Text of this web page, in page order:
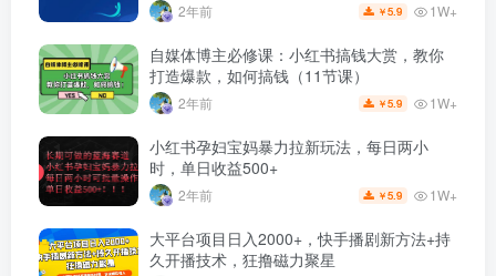
2年前 ￥5.9 1W+
自媒体博主必修课：小红书搞钱大赏，教你
打造爆款，如何搞钱（11节课）
2年前 ￥5.9 1W+
小红书孕妇宝妈暴力拉新玩法，每日两小
时，单日收益500+
2年前 ￥5.9 1W+
大平台项目日入2000+，快手播剧新方法+持
久开播技术，狂撸磁力聚星